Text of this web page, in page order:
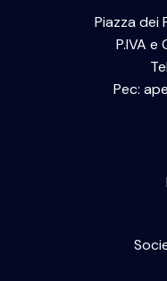
Piazza dei
P.IVA
Pec: